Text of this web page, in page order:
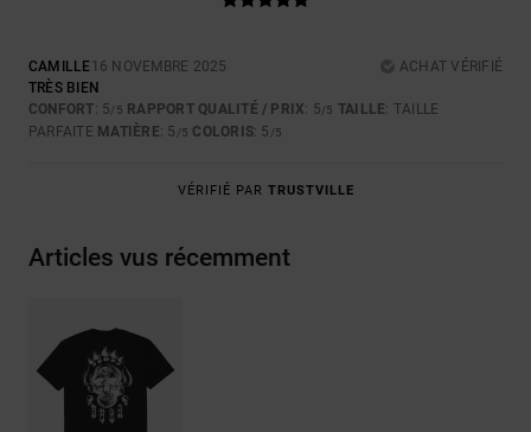
CAMILLE16 NOVEMBRE 2025
ACHAT VÉRIFIÉ
TRÈS BIEN
CONFORT: 5/5 RAPPORT QUALITÉ / PRIX: 5/5 TAILLE: TAILLE
PARFAITE MATIÈRE: 5 /5 COLORIS: 5 /5
VÉRIFIÉ PAR TRUSTVILLE
Articles vus récemment